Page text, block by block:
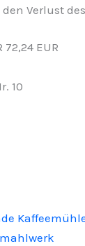
Verlust
72,24 EUR
10